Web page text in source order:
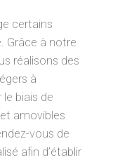
certains
Grâce à notre
réalisons des
à
biais de
amovibles
vous de
afin d’établir